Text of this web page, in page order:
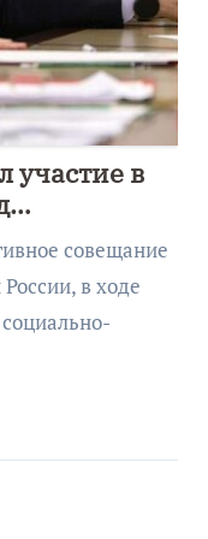
участие в
совещание
в ходе